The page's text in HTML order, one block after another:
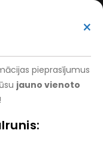
Komplekss
×
pieprasījumus
jauno vienoto
!